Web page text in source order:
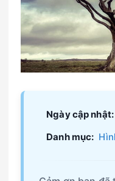
Ngày cập nhật:
Danh mục: